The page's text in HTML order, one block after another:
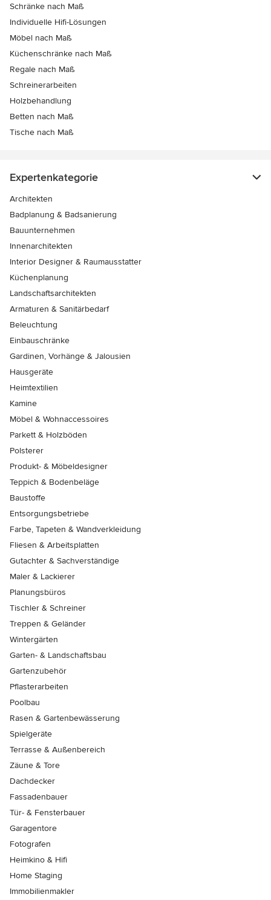
Schränke nach Maß
Individuelle Hifi-Lösungen
Möbel nach Maß
Küchenschränke nach Maß
Regale nach Maß
Schreinerarbeiten
Holzbehandlung
Betten nach Maß
Tische nach Maß
Expertenkategorie
Architekten
Badplanung & Badsanierung
Bauunternehmen
Innenarchitekten
Interior Designer & Raumausstatter
Küchenplanung
Landschaftsarchitekten
Armaturen & Sanitärbedarf
Beleuchtung
Einbauschränke
Gardinen, Vorhänge & Jalousien
Hausgeräte
Heimtextilien
Kamine
Möbel & Wohnaccessoires
Parkett & Holzböden
Polsterer
Produkt- & Möbeldesigner
Teppich & Bodenbeläge
Baustoffe
Entsorgungsbetriebe
Farbe, Tapeten & Wandverkleidung
Fliesen & Arbeitsplatten
Gutachter & Sachverständige
Maler & Lackierer
Planungsbüros
Tischler & Schreiner
Treppen & Geländer
Wintergärten
Garten- & Landschaftsbau
Gartenzubehör
Pflasterarbeiten
Poolbau
Rasen & Gartenbewässerung
Spielgeräte
Terrasse & Außenbereich
Zäune & Tore
Dachdecker
Fassadenbauer
Tür- & Fensterbauer
Garagentore
Fotografen
Heimkino & Hifi
Home Staging
Immobilienmakler